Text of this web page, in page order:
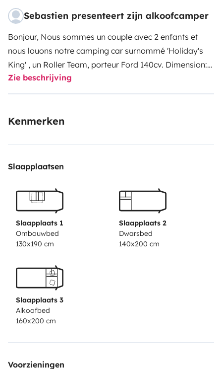
Sebastien presenteert zijn alkoofcamper
Bonjour, Nous sommes un couple avec 2 enfants et
nous louons notre camping car surnommé 'Holiday's
King' , un Roller Team, porteur Ford 140cv. Dimension:
7,20 m de long, hauteur 3,10 m et 2,3 m de large.
Grace à ses 5 places assises et ses 6 couchages, notre
entre amis. Véhicule propre et l'espace à vivre est très
dinette qui se transforme en lit 2 places.
cuisine équipé 'verres, assiettes, casseroles,... ' Plaque
gaz 3 bruleurs, évier, grand frigo congélateur ainsi
qu'une cafetière Dolce Gusto et une bouilloire.
repas composée de 2 banquettes. -une TV + lecteur
DVD, .- Climatisation dans la partie vie.-Salle d'eau
ainsi que placards de rangement.
- Panneau solaire de 500W, convertisseur 12v en 220V
pour être totalement autonome. bouteille gaz +1
rechange.-Une énorme soute équipée de rangement
rallonges électriques, cales de stabilisations, table et
Zie beschrijving
Kenmerken
Slaapplaatsen
Slaapplaats 1
Ombouwbed
130x190 cm
Slaapplaats 2
Dwarsbed
140x200 cm
Slaapplaats 3
Alkoofbed
160x200 cm
Voorzieningen